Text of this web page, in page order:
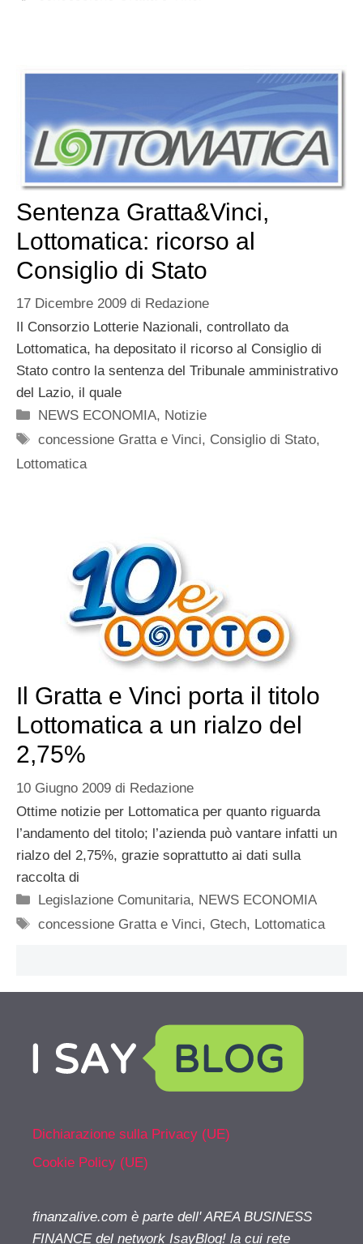
Sentenza Gratta&Vinci,
Lottomatica: ricorso al
Consiglio di Stato
17 Dicembre 2009 di Redazione
Il Consorzio Lotterie Nazionali, controllato da
Lottomatica, ha depositato il ricorso al Consiglio di
Stato contro la sentenza del Tribunale amministrativo
del Lazio, il quale
Categorie
NEWS ECONOMIA, Notizie
Tag
concessione Gratta e Vinci, Consiglio di Stato,
Lottomatica
Il Gratta e Vinci porta il titolo
Lottomatica a un rialzo del
2,75%
10 Giugno 2009 di Redazione
Ottime notizie per Lottomatica per quanto riguarda
l’andamento del titolo; l’azienda può vantare infatti un
rialzo del 2,75%, grazie soprattutto ai dati sulla
raccolta di
Categorie
Legislazione Comunitaria, NEWS ECONOMIA
Tag
concessione Gratta e Vinci, Gtech, Lottomatica
Dichiarazione sulla Privacy (UE)
Cookie Policy (UE)
finanzalive.com è parte dell' AREA BUSINESS
FINANCE del network IsayBlog! la cui rete